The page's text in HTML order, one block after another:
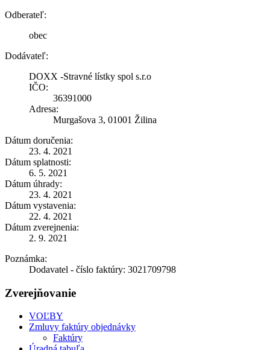
Odberateľ:
obec
Dodávateľ:
DOXX -Stravné lístky spol s.r.o
IČO:
36391000
Adresa:
Murgašova 3, 01001 Žilina
Dátum doručenia:
23. 4. 2021
Dátum splatnosti:
6. 5. 2021
Dátum úhrady:
23. 4. 2021
Dátum vystavenia:
22. 4. 2021
Dátum zverejnenia:
2. 9. 2021
Poznámka:
Dodavatel - číslo faktúry: 3021709798
Zverejňovanie
VOĽBY
Zmluvy faktúry objednávky
Faktúry